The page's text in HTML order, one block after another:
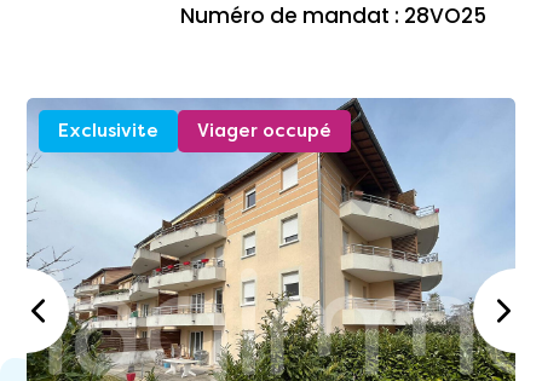
Numéro de mandat : 28VO25
Exclusivite Viager occupé